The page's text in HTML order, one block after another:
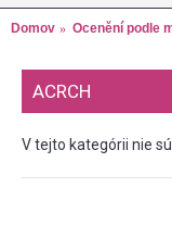
Domov Ocenění podle
ACRCH
V tejto kategórii nie